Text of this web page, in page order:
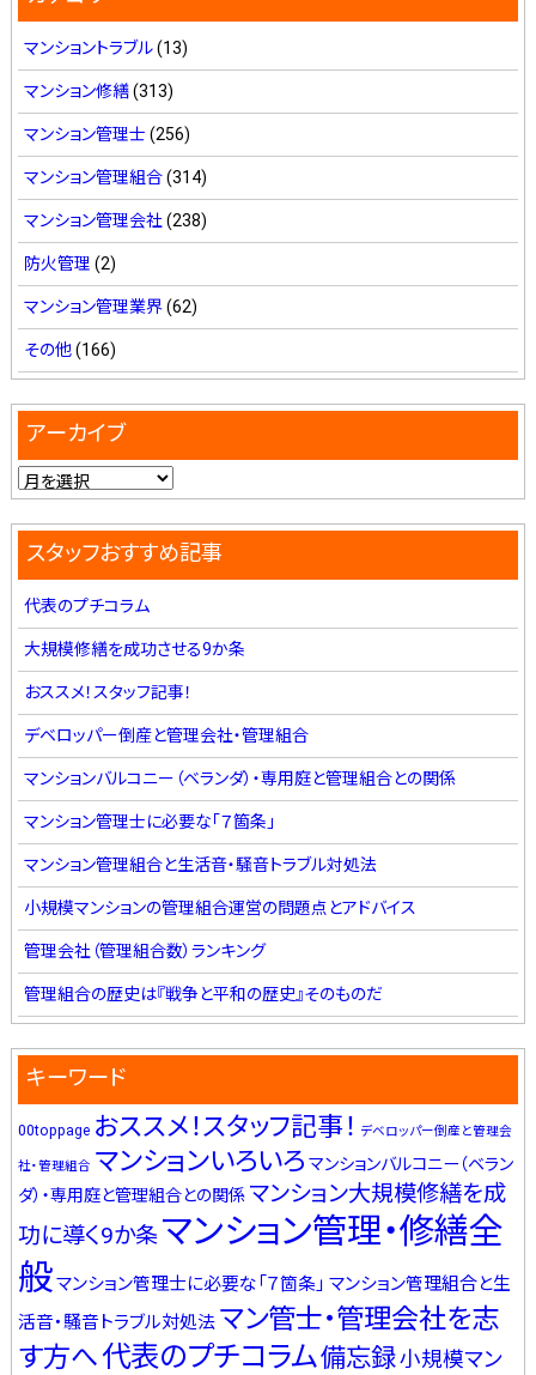
マンショントラブル(13)
マンション修繕(313)
マンション管理士 (256)
マンション管理組合(314)
マンション管理会社 (238)
防火管理 (2)
マンション管理業界(62)
その他(166)
アーカイブ
スタッフおすすめ記事
代表のプチコラム
大規模修繕を成功させる9か条
おススメ！スタッフ記事！
デベロッパー倒産と管理会社・管理組合
マンションバルコニー（ベランダ）・専用庭と管理組合との関係
マンション管理士に必要な「７箇条」
マンション管理組合と生活音・騒音トラブル対処法
小規模マンションの管理組合運営の問題点とアドバイス
管理会社（管理組合数）ランキング
管理組合の歴史は『戦争と平和の歴史』そのものだ
キーワード
00toppage おススメ！スタッフ記事！ デベロッパー倒産と管理会
社・管理組合 マンションいろいろ マンションバルコニー（ベラン
ダ）・専用庭と管理組合との関係 マンション大規模修繕を成
功に導く9か条マンション管理・修繕全
般マンション管理士に必要な「７箇条」 マンション管理組合と生
活音・騒音トラブル対処法 マン管士・管理会社を志
す方へ代表のプチコラム備忘録小規模マン